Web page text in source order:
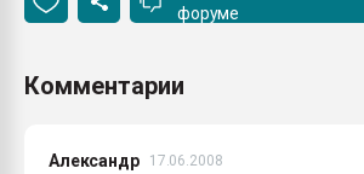
форуме
Комментарии
Александр
17.06.2008